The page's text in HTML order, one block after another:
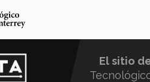
El sitio